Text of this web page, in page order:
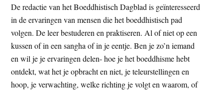
i
t
e
z
e
s
i
t
e
De redactie van het Boeddhistisch Dagblad is geïnteresseerd
in de ervaringen van mensen die het boeddhistisch pad
volgen. De leer bestuderen en praktiseren. Al of niet op een
kussen of in een sangha of in je eentje. Ben je zo’n iemand
en wil je je ervaringen delen- hoe je het boeddhisme hebt
ontdekt, wat het je opbracht en niet, je teleurstellingen en
hoop, je verwachting, welke richting je volgt en waarom, of